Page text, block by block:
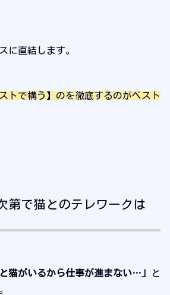
に直結します。
トで構う】のを徹底するのがベスト
第で猫とのテレワークは
猫がいるから仕事が進まない…」
と